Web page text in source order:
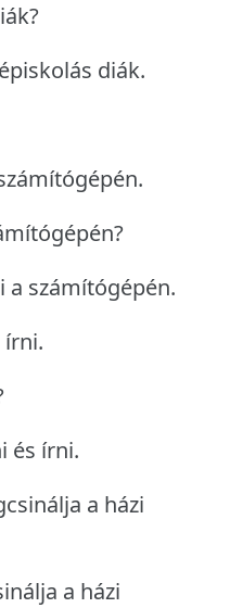
diák.
a számítógépén.
írni.
és írni.
a házi
a házi